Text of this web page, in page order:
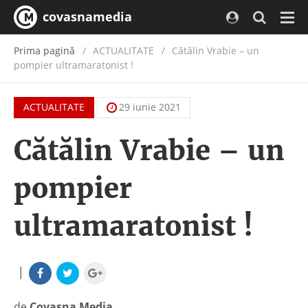
covasnamedia
Prima pagină ACTUALITATE / Cătălin Vrabie – un
pompier ultramaratonist !
ACTUALITATE 29 iunie 2021
Cătălin Vrabie – un
pompier
ultramaratonist !
|